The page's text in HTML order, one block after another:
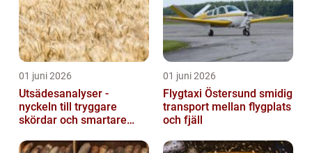
01 juni 2026
Utsädesanalyser -
nyckeln till tryggare
skördar och smartare
01 juni 2026
Flygtaxi Östersund smidig
transport mellan flygplats
och fjäll